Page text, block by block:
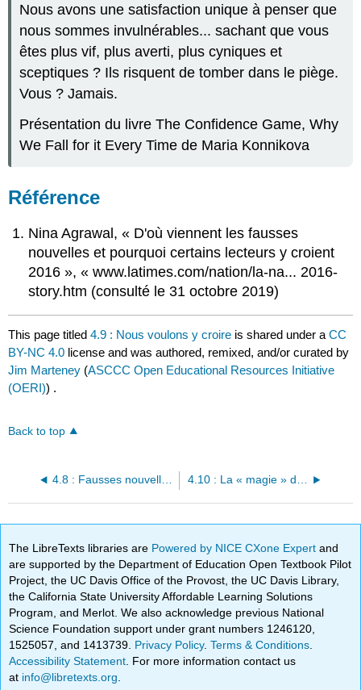
Nous avons une satisfaction unique à penser que
nous sommes invulnérables... sachant que vous
êtes plus vif, plus averti, plus cyniques et
sceptiques ? Ils risquent de tomber dans le piège.
Vous ? Jamais.
Présentation du livre The Confidence Game, Why
We Fall for it Every Time de Maria Konnikova
Référence
Nina Agrawal, « D'où viennent les fausses
nouvelles et pourquoi certains lecteurs y croient
2016 », « www.latimes.com/nation/la-na... 2016-
story.htm (consulté le 31 octobre 2019)
This page titled4.9 : Nous voulons y croire is shared under aCC
BY-NC 4.0 license and was authored, remixed, and/or curated by
Jim Marteney (ASCCC Open Educational Resources Initiative
(OERI)) .
Back to top
4.8 : Fausses nouvelles et manipulation des fardeaux 4.10 : La « magie » d'Internet
The LibreTexts libraries are Powered by NICE CXone Expertand
are supported by the Department of Education Open Textbook Pilot
Project, the UC Davis Office of the Provost, the UC Davis Library,
the California State University Affordable Learning Solutions
Program, and Merlot. We also acknowledge previous National
Science Foundation support under grant numbers 1246120,
1525057, and 1413739. Privacy Policy.Terms & Conditions
Accessibility Statement . For more information contact us
at info@libretexts.org